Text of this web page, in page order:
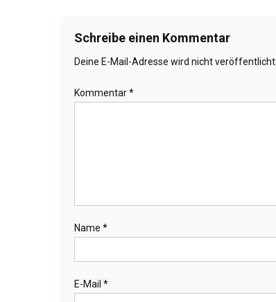
Schreibe einen Kommentar
Deine E-Mail-Adresse wird nicht veröffentlicht.
Kommentar*
Name *
E-Mail *